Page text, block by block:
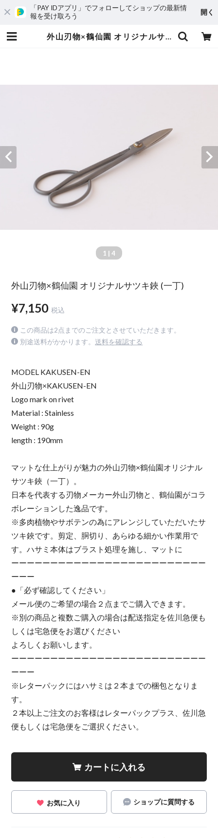
「PAY IDアプリ」でフォローしてショップの最新情
報を受け取ろう
開く
外山刃物×鶴仙園 オリジナルサツキ鋏 (一丁) | 鶴仙園
1 | 4
外山刃物×鶴仙園 オリジナルサツキ鋏 (一丁)
¥7,150 税込
この商品は2点までのご注文とさせていただきます。
別途送料がかかります。 送料を確認する
MODEL KAKUSEN-EN
外山刃物×KAKUSEN-EN
Logo mark on rivet
Material : Stainless
Weight : 90g
length : 190mm
マットな仕上がりが魅力の外山刃物×鶴仙園オリジナル
サツキ鋏（一丁）。
日本を代表する刃物メーカー外山刃物と、鶴仙園がコラ
ボレーションした逸品です。
※多肉植物やサボテンの為にアレンジしていただいたサ
ツキ鋏です。剪定、胴切り、あらゆる細かい作業用で
す。ハサミ本体はブラスト処理を施し、マットに
ーーーーーーーーーーーーーーーーーーーーーーーーー
ーーー
●「必ず確認してください」
メール便のご希望の場合２点までご購入できます。
※別の商品と複数ご購入の場合は配送指定を佐川急便も
しくは宅急便をお選びください
よろしくお願いします。
ーーーーーーーーーーーーーーーーーーーーーーーーー
ーーー
※レターパックにはハサミは２本までの梱包となりま
す。
２本以上ご注文のお客様はレターパックプラス、佐川急
便もしくは宅急便をご選択ください。
カートに入れる
お気に入り ショップに質問する